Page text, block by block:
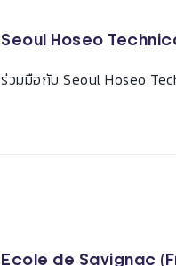
Seoul Hoseo
ร่วมมือกับ Seoul Hoseo
Ecole de Savignac